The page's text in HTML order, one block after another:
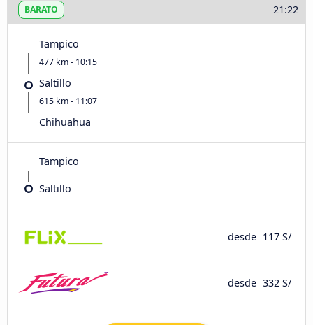
BARATO 21:22
Tampico
477 km - 10:15
Saltillo
615 km - 11:07
Chihuahua
Tampico
Saltillo
desde 117 S/
desde 332 S/